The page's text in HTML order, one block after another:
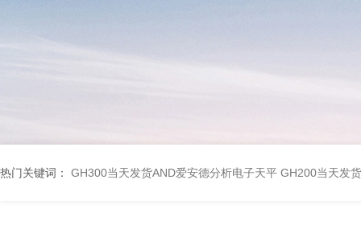
热门关键词： GH300当天发货AND爱安德分析电子天平 GH200当天发